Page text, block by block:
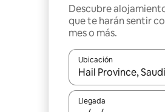
Descubre
que te harán sentir
mes o más.
Ubicación
Cuando los
Llegada